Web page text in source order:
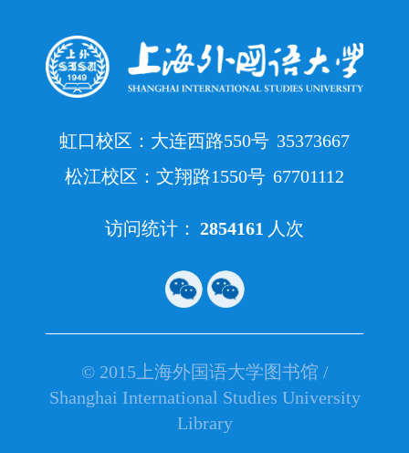
虹口校区：大连西路550号 35373667
松江校区：文翔路1550号 67701112
访问统计： 2854161 人次
© 2015上海外国语大学图书馆 /
Shanghai International Studies University
Library